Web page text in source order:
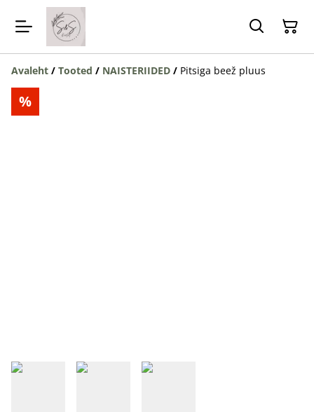
Avaleht / Tooted / NAISTERIIDED / Pitsiga beež pluus
%